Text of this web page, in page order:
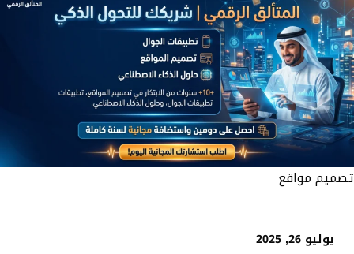
تصميم مواقع
يوليو 26, 2025